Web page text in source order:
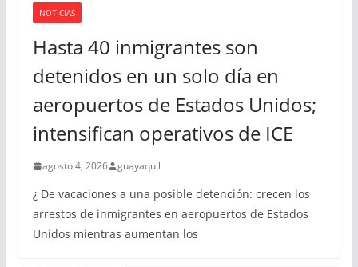
NOTICIAS
Hasta 40 inmigrantes son
detenidos en un solo día en
aeropuertos de Estados Unidos;
intensifican operativos de ICE
agosto 4, 2026 guayaquil
¿ De vacaciones a una posible detención: crecen los
arrestos de inmigrantes en aeropuertos de Estados
Unidos mientras aumentan los